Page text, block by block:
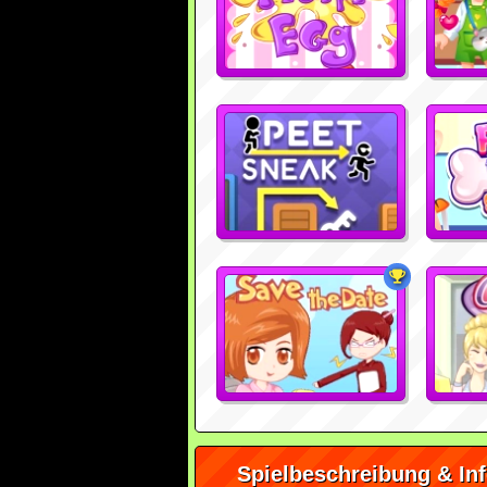
Spielbeschreibung &